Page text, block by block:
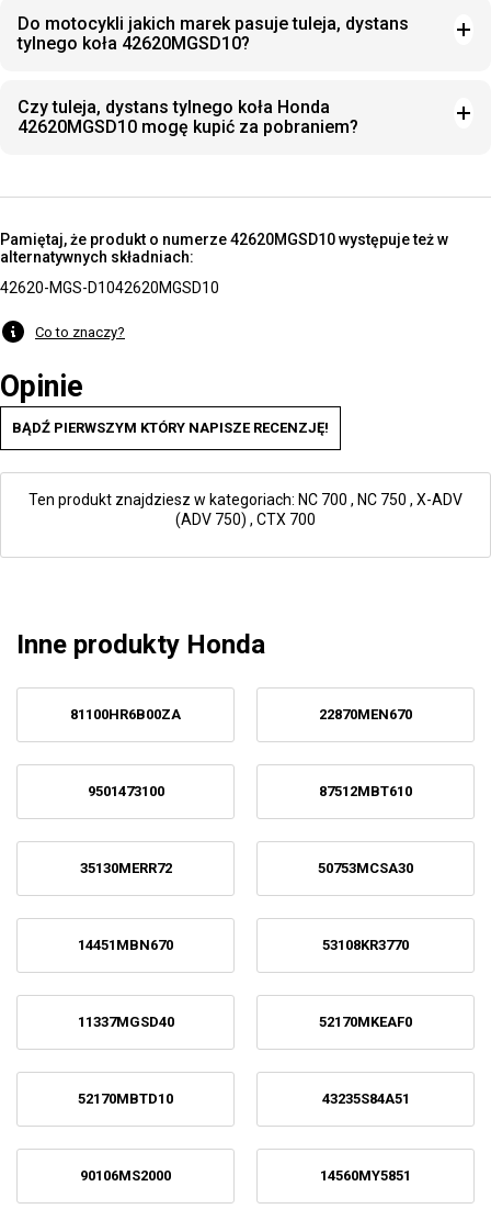
Do motocykli jakich marek pasuje tuleja, dystans
tylnego koła 42620MGSD10?
Czy tuleja, dystans tylnego koła Honda
42620MGSD10 mogę kupić za pobraniem?
Pamiętaj, że produkt o numerze 42620MGSD10 występuje też w
alternatywnych składniach:
42620-MGS-D1042620MGSD10
Co to znaczy?
Opinie
BĄDŹ PIERWSZYM KTÓRY NAPISZE RECENZJĘ!
Ten produkt znajdziesz w kategoriach: NC 700 , NC 750 , X-ADV
(ADV 750) , CTX 700
Inne produkty Honda
81100HR6B00ZA 22870MEN670
9501473100 87512MBT610
35130MERR72 50753MCSA30
14451MBN670 53108KR3770
11337MGSD40 52170MKEAF0
52170MBTD10 43235S84A51
90106MS2000 14560MY5851